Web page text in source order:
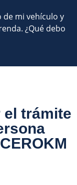
de mi vehículo y
¿Qué debo
el trámite